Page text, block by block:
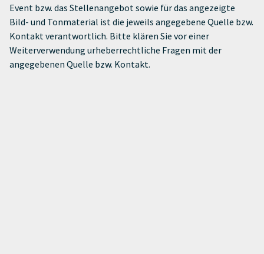
Event bzw. das Stellenangebot sowie für das angezeigte
Bild- und Tonmaterial ist die jeweils angegebene Quelle bzw.
Kontakt verantwortlich. Bitte klären Sie vor einer
Weiterverwendung urheberrechtliche Fragen mit der
angegebenen Quelle bzw. Kontakt.